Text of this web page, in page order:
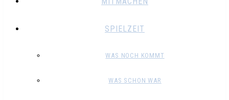
SPIELZEIT
WAS NOCH KOMMT
WAS SCHON WAR